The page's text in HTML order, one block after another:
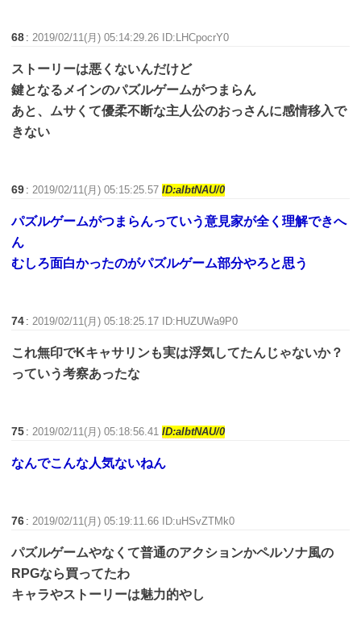
68 : 2019/02/11(月) 05:14:29.26 ID:LHCpocrY0
ストーリーは悪くないんだけど
鍵となるメインのパズルゲームがつまらん
あと、ムサくて優柔不断な主人公のおっさんに感情移入で
きない
69 : 2019/02/11(月) 05:15:25.57ID:aIbtNAU/0
パズルゲームがつまらんっていう意見家が全く理解できへ
ん
むしろ面白かったのがパズルゲーム部分やろと思う
74 : 2019/02/11(月) 05:18:25.17 ID:HUZUWa9P0
これ無印でKキャサリンも実は浮気してたんじゃないか？
っていう考察あったな
75 : 2019/02/11(月) 05:18:56.41ID:aIbtNAU/0
なんでこんな人気ないねん
76 : 2019/02/11(月) 05:19:11.66 ID:uHSvZTMk0
パズルゲームやなくて普通のアクションかペルソナ風の
RPGなら買ってたわ
キャラやストーリーは魅力的やし